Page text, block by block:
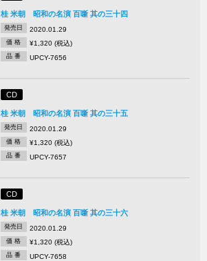
桂 米朝 昭和の名演 百噺 其の三十四
発売日 2020.01.29
価 格 ¥1,320 (税込)
品 番 UPCY-7656
CD
桂 米朝 昭和の名演 百噺 其の三十五
発売日 2020.01.29
価 格 ¥1,320 (税込)
品 番 UPCY-7657
CD
桂 米朝 昭和の名演 百噺 其の三十六
発売日 2020.01.29
価 格 ¥1,320 (税込)
品 番 UPCY-7658